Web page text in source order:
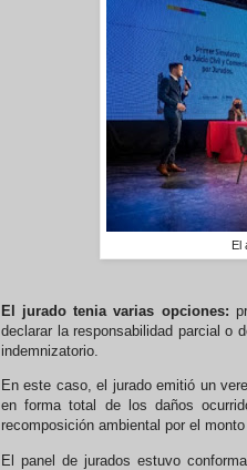
El
El jurado tenia varias opciones:
declarar la responsabilidad parcial o
indemnizatorio.
En este caso, el jurado emitió un
en forma total de los daños
recomposición ambiental por el
El panel de jurados estuvo